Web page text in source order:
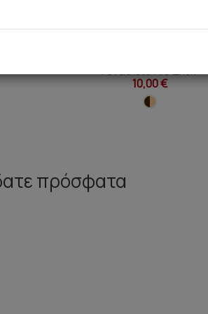
Fimelle Elegance TENCEL™
Γυναικειο Rio Σλιπ
10,00 €
πρόσφατα